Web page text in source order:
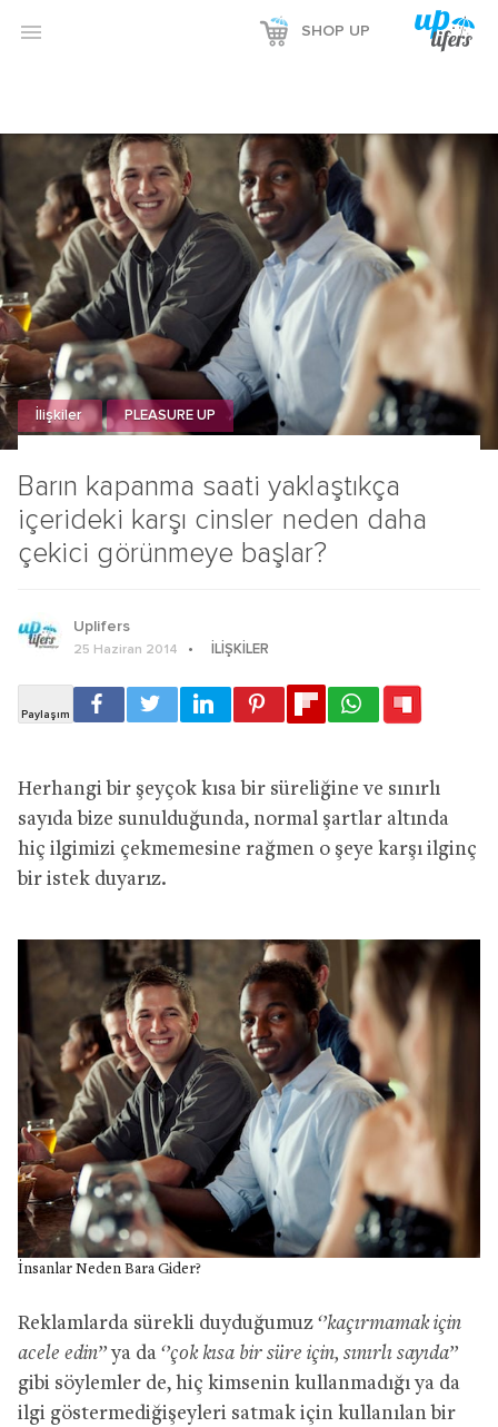
 SHOP UP
Barın kapanma saati yaklaştıkça
içerideki karşı cinsler neden daha
çekici görünmeye başlar?
İlişkiler PLEASURE UP
Uplifers
25 Haziran 2014 İLIŞKILER
Herhangi bir şeyçok kısa bir süreliğine ve sınırlı
sayıda bize sunulduğunda, normal şartlar altında
hiç ilgimizi çekmemesine rağmen o şeye karşı ilginç
bir istek duyarız.
İnsanlar Neden Bara Gider?
Reklamlarda sürekli duyduğumuz ‘’kaçırmamak için
acele edin’’ya da ‘’çok kısa bir süre için, sınırlı sayıda’’
gibi söylemler de, hiç kimsenin kullanmadığı ya da
ilgi göstermediğişeyleri satmak için kullanılan bir